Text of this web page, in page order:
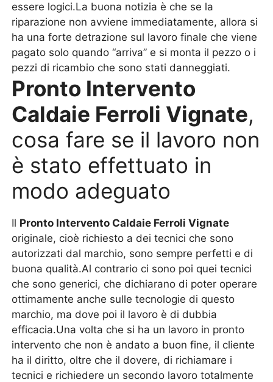
essere logici.La buona notizia è che se la
riparazione non avviene immediatamente, allora si
ha una forte detrazione sul lavoro finale che viene
pagato solo quando “arriva” e si monta il pezzo o i
pezzi di ricambio che sono stati danneggiati.
Pronto Intervento
Caldaie Ferroli Vignate,
cosa fare se il lavoro non
è stato effettuato in
modo adeguato
Il Pronto Intervento Caldaie Ferroli Vignate
originale, cioè richiesto a dei tecnici che sono
autorizzati dal marchio, sono sempre perfetti e di
buona qualità.Al contrario ci sono poi quei tecnici
che sono generici, che dichiarano di poter operare
ottimamente anche sulle tecnologie di questo
marchio, ma dove poi il lavoro è di dubbia
efficacia.Una volta che si ha un lavoro in pronto
intervento che non è andato a buon fine, il cliente
ha il diritto, oltre che il dovere, di richiamare i
tecnici e richiedere un secondo lavoro totalmente